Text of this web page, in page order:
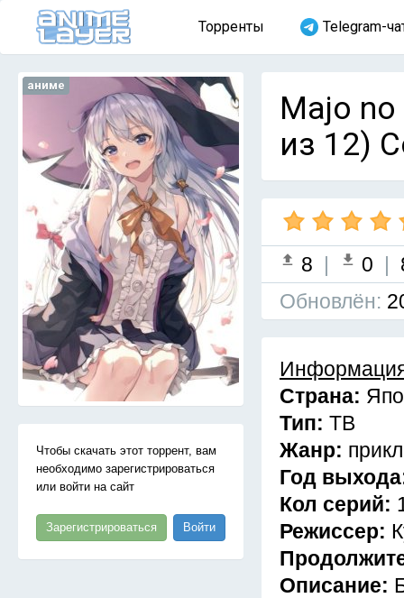
Торренты Telegram-
аниме
Чтобы скачать этот торрент, вам
необходимо зарегистрироваться
или войти на сайт
Зарегистрироваться Войти
Majo
из 12)
8 | 0 |
Обновлён:
Страна:
Тип: ТВ
Жанр:
Год
Кол серий:
Режиссер:
Описание: